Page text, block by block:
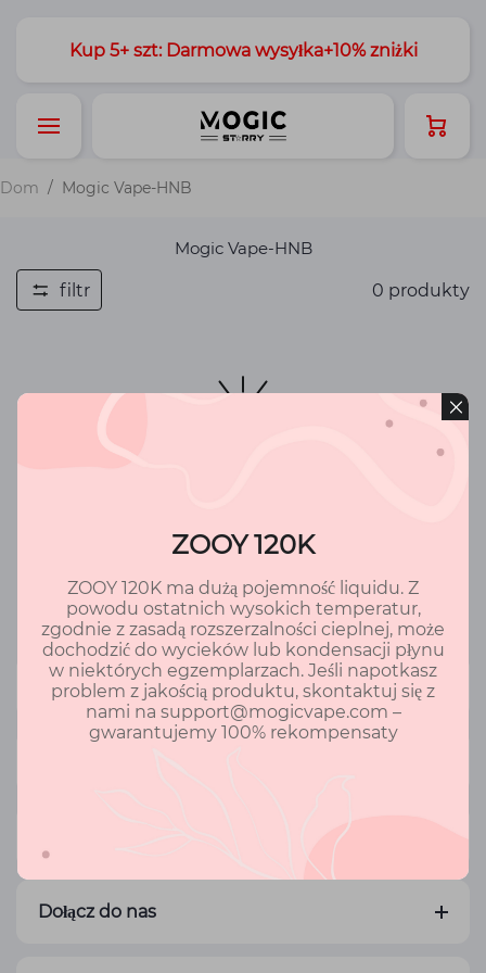
Kup 5+ szt: Darmowa wysyłka+10% zniżki
Dom / Mogic Vape-HNB
Mogic Vape-HNB
filtr 0 produkty
Powrót
Informacje o firmie
Dołącz do nas
ZOOY 120K
ZOOY 120K ma dużą pojemność liquidu. Z
powodu ostatnich wysokich temperatur,
zgodnie z zasadą rozszerzalności cieplnej, może
dochodzić do wycieków lub kondensacji płynu
w niektórych egzemplarzach. Jeśli napotkasz
problem z jakością produktu, skontaktuj się z
nami na support@mogicvape.com –
gwarantujemy 100% rekompensaty